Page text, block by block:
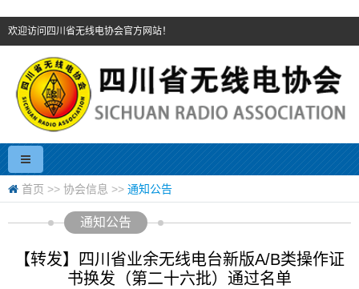
欢迎访问四川省无线电协会官方网站！
首页 >> 协会信息 >> 通知公告
通知公告
【转发】四川省业余无线电台新版A/B类操作证
书换发（第二十六批）通过名单